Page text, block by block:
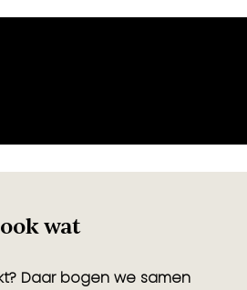
wat
Daar bogen we samen